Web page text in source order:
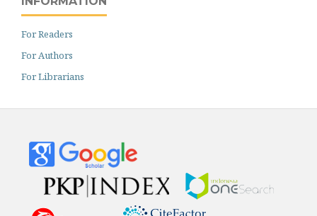
For Readers
For Authors
For Librarians